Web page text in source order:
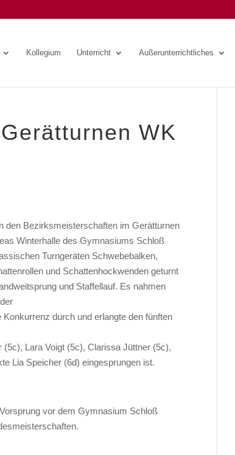
Kollegium Unterricht Außerunterrichtliches
WK
den Bezirksmeisterschaften im Gerätturnen
Winterhalle des Gymnasiums Schloß
Turngeräten Schwebebalken,
und Schattenhockwenden geturnt
und Staffellauf. Es nahmen
durch und erlangte den fünften
Lara Voigt (5c), Clarissa Jüttner (5c),
Lia Speicher (6d) eingesprungen ist.
vor dem Gymnasium Schloß